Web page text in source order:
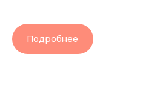
Подробнее
info@glinkinhsc.ru
МЫ В СОЦСЕТЯХ